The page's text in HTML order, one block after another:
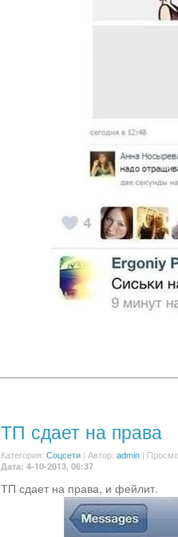
ТП сдает на права
Категория: Соцсети | Автор: admin |
Дата: 4-10-2013, 06:37
ТП сдает на права, и фейлит.